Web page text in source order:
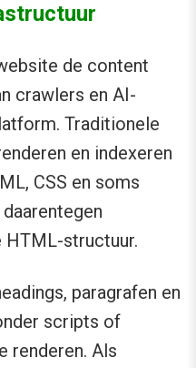
de content
crawlers en AI-
Traditionele
en indexeren
CSS en soms
HTML-structuur.
paragrafen en
scripts of
renderen. Als